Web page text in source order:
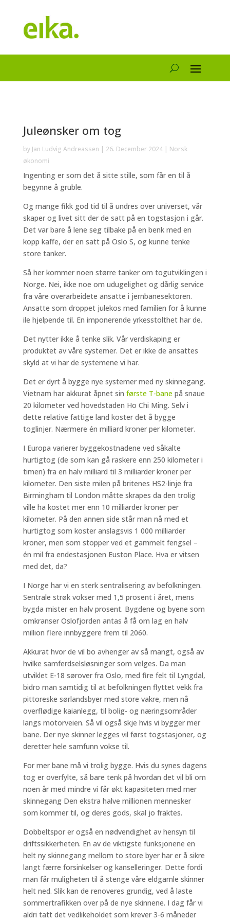
Juleønsker om tog
by Jan Ludvig Andreassen | 26. December 2024| Norsk
økonomi
Ingenting er som det å sitte stille, som får en til å
begynne å gruble.
Og mange fikk god tid til å undres over universet, vår
skaper og livet sitt der de satt på en togstasjon i går.
Det var bare å lene seg tilbake på en benk med en
kopp kaffe, der en satt på Oslo S, og kunne tenke
store tanker.
Så her kommer noen større tanker om togutviklingen i
Norge. Nei, ikke noe om udugelighet og dårlig service
fra våre overarbeidete ansatte i jernbanesektoren.
Ansatte som droppet julekos med familien for å kunne
ile hjelpende til. En imponerende yrkesstolthet har de.
Det nytter ikke å tenke slik. Vår verdiskaping er
produktet av våre systemer. Det er ikke de ansattes
skyld at vi har de systemene vi har.
Det er dyrt å bygge nye systemer med ny skinnegang.
Vietnam har akkurat åpnet sin første T-bane på snaue
20 kilometer ved hovedstaden Ho Chi Ming. Selv i
dette relative fattige land koster det å bygge
toglinjer. Nærmere én milliard kroner per kilometer.
I Europa varierer byggekostnadene ved såkalte
hurtigtog (de som kan gå raskere enn 250 kilometer i
timen) fra en halv milliard til 3 milliarder kroner per
kilometer. Den siste milen på britenes HS2-linje fra
Birmingham til London måtte skrapes da den trolig
ville ha kostet mer enn 10 milliarder kroner per
kilometer. På den annen side står man nå med et
hurtigtog som koster anslagsvis 1 000 milliarder
kroner, men som stopper ved et gammelt fengsel –
én mil fra endestasjonen Euston Place. Hva er vitsen
med det, da?
I Norge har vi en sterk sentralisering av befolkningen.
Sentrale strøk vokser med 1,5 prosent i året, mens
bygda mister en halv prosent. Bygdene og byene som
omkranser Oslofjorden antas å få om lag en halv
million flere innbyggere frem til 2060.
Akkurat hvor de vil bo avhenger av så mangt, også av
hvilke samferdselsløsninger som velges. Da man
utviklet E-18 sørover fra Oslo, med fire felt til Lyngdal,
bidro man samtidig til at befolkningen flyttet vekk fra
pittoreske sørlandsbyer med store vakre, men nå
overflødige kaianlegg, til bolig- og næringsområder
langs motorveien. Så vil også skje hvis vi bygger mer
bane. Der nye skinner legges vil først togstasjoner, og
deretter hele samfunn vokse til.
For mer bane må vi trolig bygge. Hvis du synes dagens
tog er overfylte, så bare tenk på hvordan det vil bli om
noen år med mindre vi får økt kapasiteten med mer
skinnegang Den ekstra halve millionen mennesker
som kommer til, og deres gods, skal jo fraktes.
Dobbeltspor er også en nødvendighet av hensyn til
driftssikkerheten. En av de viktigste funksjonene en
helt ny skinnegang mellom to store byer har er å sikre
langt færre forsinkelser og kanselleringer. Dette fordi
man får muligheten til å stenge våre eldgamle skinner
helt ned. Slik kan de renoveres grundig, ved å laste
sommertrafikken over på de nye skinnene. I dag får vi
aldri tatt det vedlikeholdet som krever 3-6 måneder